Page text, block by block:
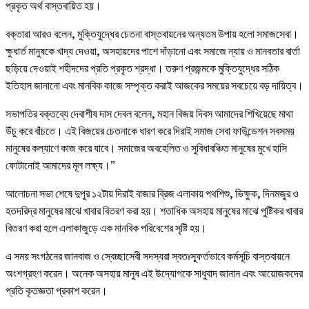
প্রকৃত অর্থ বাস্তবায়িত হয়।
বক্তারা আরও বলেন, মুক্তিযুদ্ধের চেতনা বাস্তবায়নের অন্যতম উপায় হলো সমাজসেবা।
ক্ষুধার্ত মানুষকে খাদ্য দেওয়া, অসহায়দের পাশে দাঁড়ানো এবং সমাজে ন্যায় ও মানবতার বার্তা
ছড়িয়ে দেওয়াই শহীদদের প্রতি প্রকৃত শ্রদ্ধা। তরুণ প্রজন্মকে মুক্তিযুদ্ধের সঠিক
ইতিহাস জানানো এবং মানবিক কাজে সম্পৃক্ত করাই আজকের সময়ের সবচেয়ে বড় দায়িত্ব।
সভাপতির বক্তব্যে দেবাশীষ দাস দেবল বলেন, মহান বিজয় দিবস আমাদের শিখিয়েছে মাথা
উঁচু করে বাঁচতে। এই বিজয়ের চেতনাকে ধারণ করে দিরাই সমাজ সেবা ফাউন্ডেশন সবসময়
মানুষের কল্যাণে কাজ করে যাবে। সমাজের অবহেলিত ও সুবিধাবঞ্চিত মানুষের মুখে হাসি
ফোটানোই আমাদের মূল লক্ষ্য।”
আলোচনা সভা শেষে দুপুর ১২টায় দিরাই বাজার ব্রিজ এলাকায় পথশিশু, ভিক্ষুক, দিনমজুর ও
হতদরিদ্র মানুষের মাঝে খাবার বিতরণ করা হয়। শতাধিক অসহায় মানুষের মাঝে পুষ্টিকর খাবার
বিতরণ করা হলে এলাকাজুড়ে এক মানবিক পরিবেশের সৃষ্টি হয়।
এ সময় সংগঠনের জানবাজ ও স্বেচ্ছাসেবী সদস্যরা স্বতঃস্ফূর্তভাবে কর্মসূচি বাস্তবায়নে
অংশগ্রহণ করেন। অনেক অসহায় মানুষ এই উদ্যোগকে সাধুবাদ জানান এবং আয়োজকদের
প্রতি কৃতজ্ঞতা প্রকাশ করেন।